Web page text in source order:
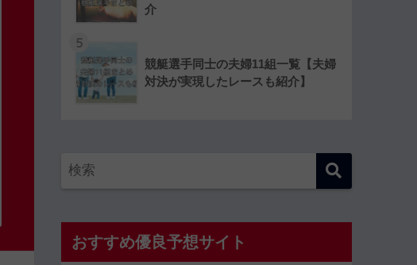
介
5
競艇選手同士の夫婦11組一覧【夫婦
対決が実現したレースも紹介】
おすすめ優良予想サイト